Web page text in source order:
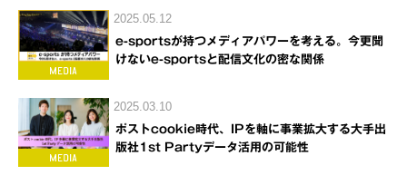
2025.05.12
e-sportsが持つメディアパワーを考える。今更聞
けないe-sportsと配信文化の密な関係
2025.03.10
ポストcookie時代、IPを軸に事業拡大する大手出
版社1st Partyデータ活用の可能性